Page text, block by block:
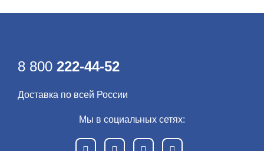
8 800 222-44-52
Доставка по всей России
Мы в социальных сетях: